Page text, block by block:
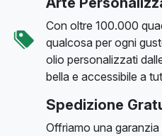
Con oltre 100.000
qualcosa per ogni
olio personalizzati
bella e accessibile a
Spedizione
Offriamo una